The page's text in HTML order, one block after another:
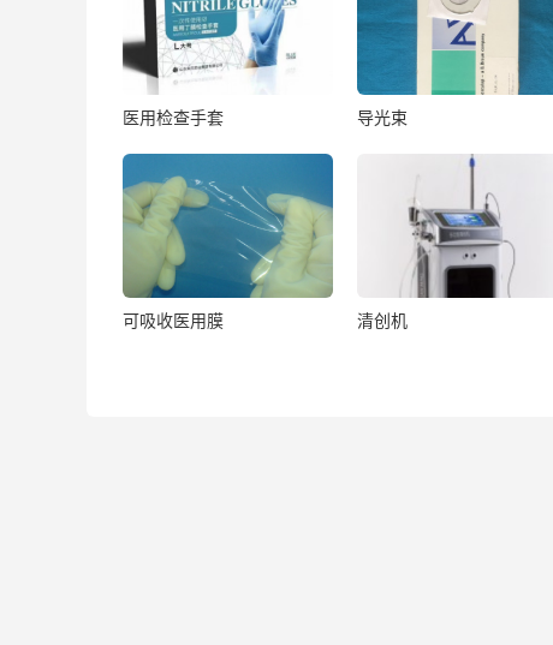
医用检查手套 导光束
可吸收医用膜 清创机